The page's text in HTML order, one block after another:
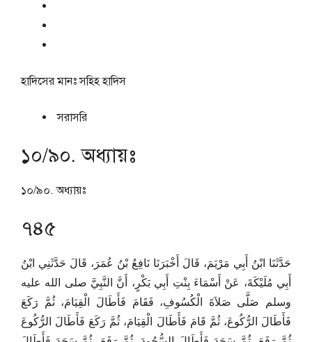
হাদিসের মানঃসহিহ হাদিস
সরাসরি
১০/৯০. অধ্যায়ঃ
১০/৯০. অধ্যায়ঃ
৭৪৫
حَدَّثَنَا ابْنُ أَبِي مَرْيَمَ، قَالَ أَخْبَرَنَا نَافِعُ بْنُ عُمَرَ، قَالَ حَدَّثَنِي ابْنُ
أَبِي مُلَيْكَةَ، عَنْ أَسْمَاءَ بِنْتِ أَبِي بَكْرٍ، أَنَّ النَّبِيَّ صلى الله عليه
وسلم صَلَّى صَلاَةَ الْكُسُوفِ، فَقَامَ فَأَطَالَ الْقِيَامَ، ثُمَّ رَكَعَ
فَأَطَالَ الرُّكُوعَ، ثُمَّ قَامَ فَأَطَالَ الْقِيَامَ، ثُمَّ رَكَعَ فَأَطَالَ الرُّكُوعَ